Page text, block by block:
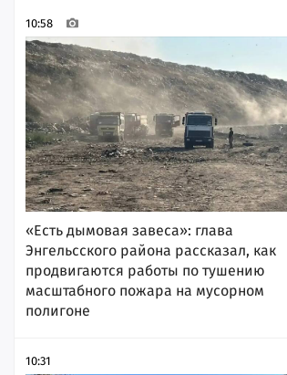
10:58
«Есть дымовая завеса»: глава
Энгельсского района рассказал, как
продвигаются работы по тушению
масштабного пожара на мусорном
полигоне
10:31